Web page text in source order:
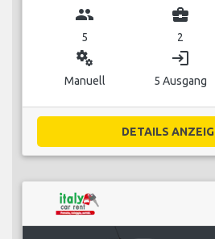
group
5
business_center
2
miscellaneous_services
Manuell
login
5 Ausgang
DETAILS